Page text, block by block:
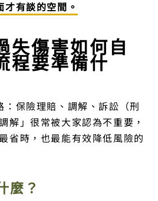
有談的空間。
失傷害如何自
程要準備什
保險理賠、調解、訴訟（刑
解」很常被大家認為不重要，
省時，也最能有效降低風險的
麼？